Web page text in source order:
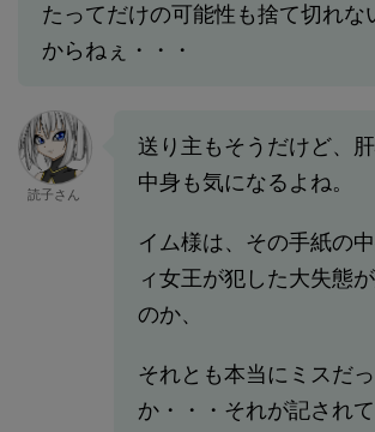
たってだけの可能性も捨て切れな
からねぇ・・・
読子さん
送り主もそうだけど、
中身も気になるよね。
イム様は、その手紙の
ィ女王が犯した大失態
のか、
それとも本当にミスだ
か・・・それが記され